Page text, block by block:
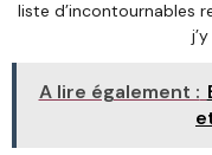
liste d’incontournables
A lire également :